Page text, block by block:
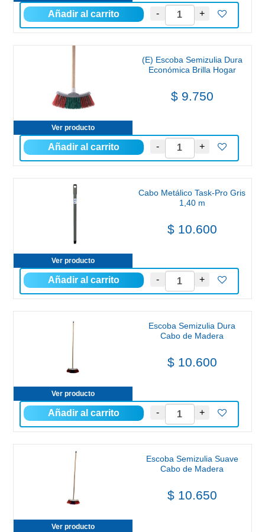
Ver producto
(E) Escoba Semizulia Dura
Económica Brilla Hogar
$ 9.750
Ver producto
Cabo Metálico Task-Pro Gris
1,40 m
$ 10.600
Ver producto
Escoba Semizulia Dura
Cabo de Madera
$ 10.600
Ver producto
Escoba Semizulia Suave
Cabo de Madera
$ 10.650